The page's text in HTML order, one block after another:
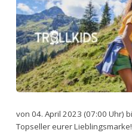
von 04. April 2023 (07:00 Uhr)
Topseller eurer Lieblingsmarke!